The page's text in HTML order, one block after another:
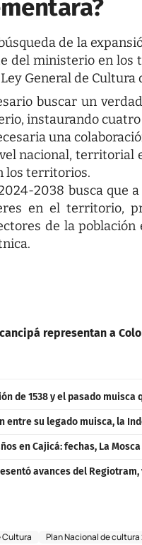
de la
del ministerio en
General de Cultura
buscar un
instaurando
una
nacional, territorial
los territorios.
2038 busca que
en el territorio,
de la
representan a
de 1538 y el pasado
entre su legado muisca, la
en Cajicá: fechas, La
avances del
Cultura Plan Nacional de